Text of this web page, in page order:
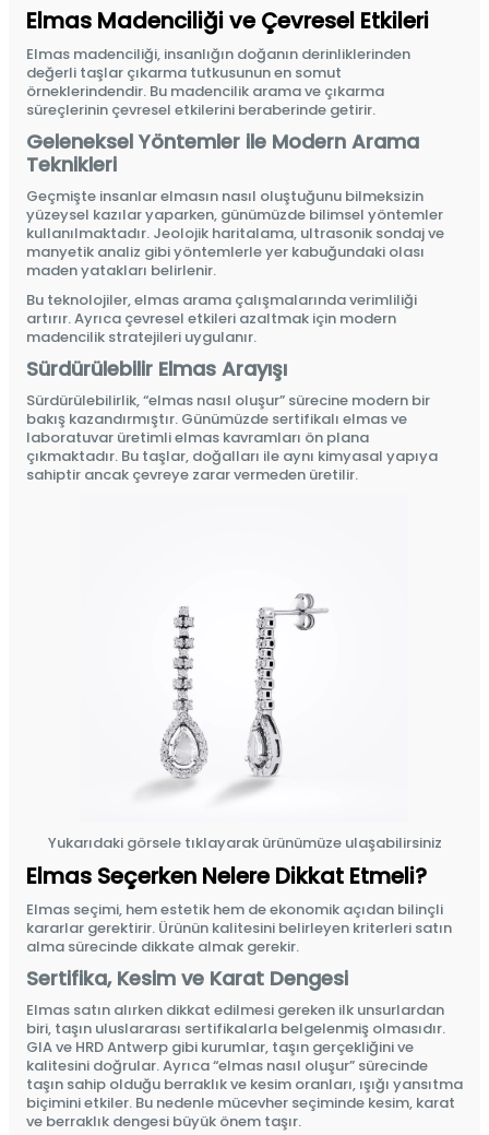
Elmas Madenciliği ve Çevresel Etkileri
Elmas madenciliği, insanlığın doğanın derinliklerinden
değerli taşlar çıkarma tutkusunun en somut
örneklerindendir. Bu madencilik arama ve çıkarma
süreçlerinin çevresel etkilerini beraberinde getirir.
Geleneksel Yöntemler ile Modern Arama
Teknikleri
Geçmişte insanlar elmasın nasıl oluştuğunu bilmeksizin
yüzeysel kazılar yaparken, günümüzde bilimsel yöntemler
kullanılmaktadır. Jeolojik haritalama, ultrasonik sondaj ve
manyetik analiz gibi yöntemlerle yer kabuğundaki olası
maden yatakları belirlenir.
Bu teknolojiler, elmas arama çalışmalarında verimliliği
artırır. Ayrıca çevresel etkileri azaltmak için modern
madencilik stratejileri uygulanır.
Sürdürülebilir Elmas Arayışı
Sürdürülebilirlik, “elmas nasıl oluşur” sürecine modern bir
bakış kazandırmıştır. Günümüzde sertifikalı elmas ve
laboratuvar üretimli elmas kavramları ön plana
çıkmaktadır. Bu taşlar, doğalları ile aynı kimyasal yapıya
sahiptir ancak çevreye zarar vermeden üretilir.
Yukarıdaki görsele tıklayarak ürünümüze ulaşabilirsiniz
Elmas Seçerken Nelere Dikkat Etmeli?
Elmas seçimi, hem estetik hem de ekonomik açıdan bilinçli
kararlar gerektirir. Ürünün kalitesini belirleyen kriterleri satın
alma sürecinde dikkate almak gerekir.
Sertifika, Kesim ve Karat Dengesi
Elmas satın alırken dikkat edilmesi gereken ilk unsurlardan
biri, taşın uluslararası sertifikalarla belgelenmiş olmasıdır.
GIA ve HRD Antwerp gibi kurumlar, taşın gerçekliğini ve
kalitesini doğrular. Ayrıca “elmas nasıl oluşur” sürecinde
taşın sahip olduğu berraklık ve kesim oranları, ışığı yansıtma
biçimini etkiler. Bu nedenle mücevher seçiminde kesim, karat
ve berraklık dengesi büyük önem taşır.